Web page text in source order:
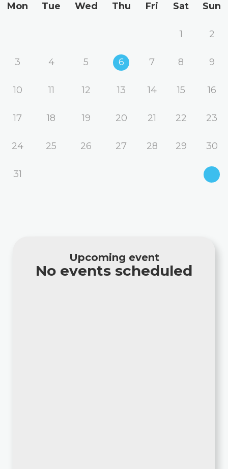
Mon Tue Wed Thu Fri Sat Sun
1 2
3 4 5 6 7 8 9
10 11 12 13 14 15 16
17 18 19 20 21 22 23
24 25 26 27 28 29 30
31
Upcoming event
No events scheduled